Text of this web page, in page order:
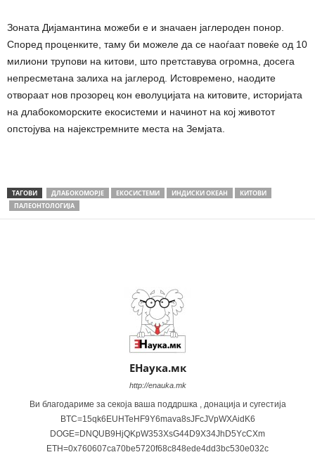
Зоната Дијамантина можеби е и значаен јаглероден понор.
Според проценките, таму би можеле да се наоѓаат повеќе од 10
милиони трупови на китови, што претставува огромна, досега
непресметана залиха на јаглерод. Истовремено, наодите
отвораат нов прозорец кон еволуцијата на китовите, историјата
на длабокоморските екосистеми и начинот на кој животот
опстојува на најекстремните места на Земјата.
ТАГОВИ ДЛАБОКОМОРЈЕ ЕКОСИСТЕМИ ИНДИСКИ ОКЕАН
КИТОВИ
ПАЛЕОНТОЛОГИЈА
ЕНаука.мк
http://enauka.mk
Ви благодариме за секоја ваша поддршка , донација и сугестија
BTC=15qk6EUHTeHF9Y6mava8sJFcJVpWXAidK6
DOGE=DNQUB9HjQKpW353XsG44D9X34JhD5YcCXm
ETH=0x760607ca70be5720f68c848ede4dd3bc530e032c